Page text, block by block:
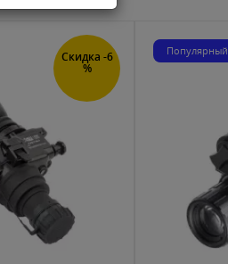
Скидка -6
%
Популярный